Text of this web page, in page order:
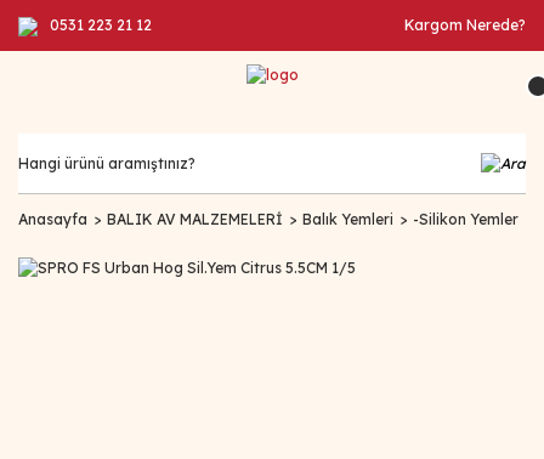
0531 223 21 12 Kargom Nerede?
Anasayfa BALIK AV MALZEMELERİ Balık Yemleri -Silikon Yemler